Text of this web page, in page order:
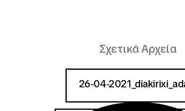
Σχετικά Αρχεία
26-04-